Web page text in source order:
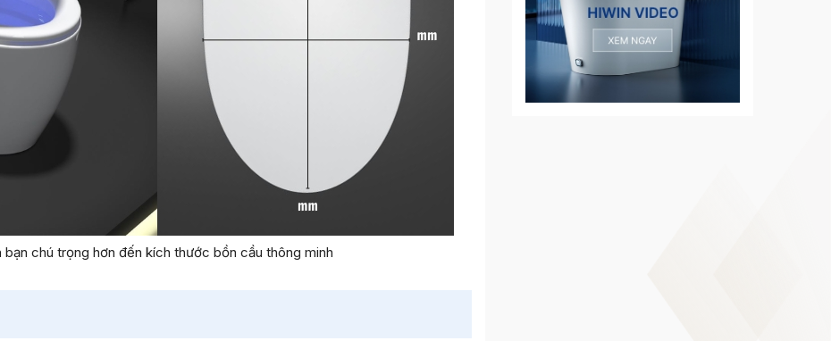
bạn chú trọng hơn đến kích thước bồn cầu thông minh